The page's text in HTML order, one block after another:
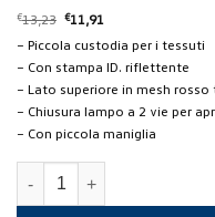
€13,23 Il
prezzo
originale
€13,23.
€11,91Il
attuale
€11,91.
– Piccola custodia per i tessuti
– Con stampa ID. riflettente
– Lato superiore in mesh rosso
– Chiusura lampo a 2 vie per
– Con piccola maniglia
Borsa adatto per tessuti,